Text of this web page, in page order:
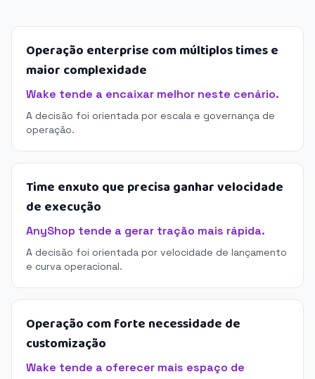
Operação enterprise com múltiplos times e
maior complexidade
Wake tende a encaixar melhor neste cenário.
A decisão foi orientada por escala e governança de
operação.
Time enxuto que precisa ganhar velocidade
de execução
AnyShop tende a gerar tração mais rápida.
A decisão foi orientada por velocidade de lançamento
e curva operacional.
Operação com forte necessidade de
customização
Wake tende a oferecer mais espaço de